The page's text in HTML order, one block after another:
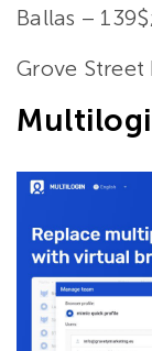
Ballas – 139$;
Grove Street